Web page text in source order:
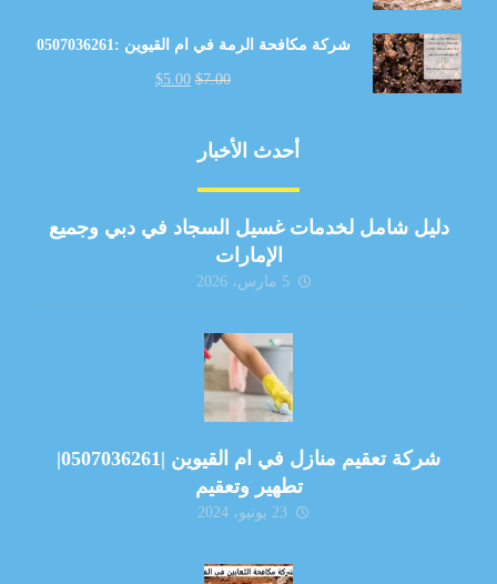
شركة مكافحة الرمة في ام القيوين :0507036261
$7.00
$5.00
أحدث الأخبار
دليل شامل لخدمات غسيل السجاد في دبي وجميع
الإمارات
5 مارس، 2026
شركة تعقيم منازل في ام القيوين |0507036261|
تطهير وتعقيم
23 يونيو، 2024